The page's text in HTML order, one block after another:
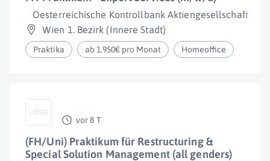
Oesterreichische Kontrollbank Aktiengesellschaft
Wien 1. Bezirk (Innere Stadt)
Praktika ab 1.950€ pro Monat Homeoffice
vor 8 T
(FH/Uni) Praktikum für Restructuring &
Special Solution Management (all genders)